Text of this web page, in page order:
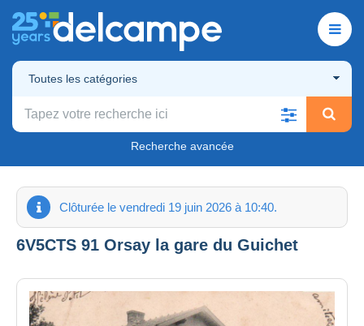
Toutes les catégories
Recherche avancée
Clôturée le vendredi 19 juin 2026 à 10:40.
6V5CTS 91 Orsay la gare du Guichet